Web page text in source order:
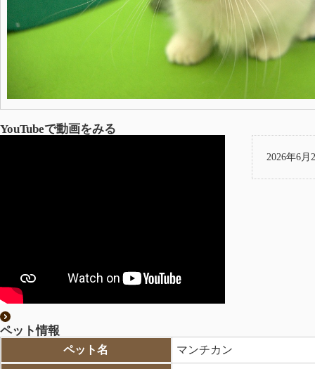
YouTubeで動画をみる
2026年6
ペット情報
ペット名 マンチカン